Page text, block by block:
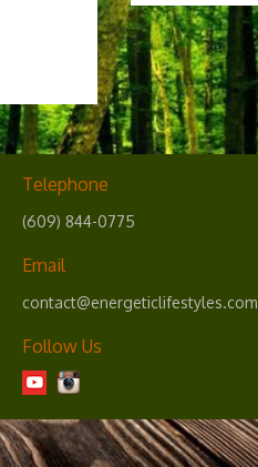
Telephone
(609) 844-0775
Email
contact@energeticlifestyles.com
Follow Us